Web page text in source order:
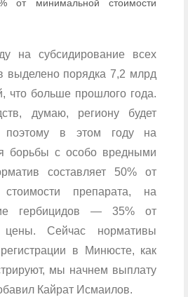
от минимальной стоимости
на субсидирование всех
выделено порядка 7,2 млрд
что больше прошлого года.
думаю, региону будет
поэтому в этом году на
борьбы с особо вредными
составляет 50% от
стоимости препарата, на
гербицидов — 35% от
цены. Сейчас нормативы
в Минюсте, как
мы начнем выплату
Кайрат Исмаилов.